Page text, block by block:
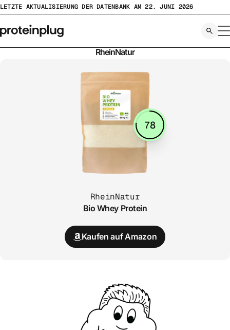
Zum
springen
LETZTE AKTUALISIERUNG DER DATENBANK AM 22. JUNI 2026
RheinNatur
78
RheinNatur
Bio Whey Protein
Kaufen auf Amazon